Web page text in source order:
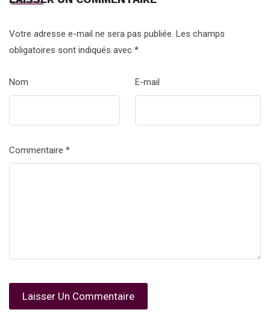
Votre adresse e-mail ne sera pas publiée. Les champs
obligatoires sont indiqués avec *
Nom E-mail
Commentaire *